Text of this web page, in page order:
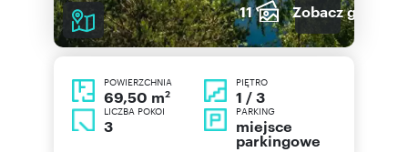
11 Zobacz galerię
POWIERZCHNIA
69,50 m2
PIĘTRO
1 / 3
LICZBA POKOI
3
PARKING
miejsce
parkingowe